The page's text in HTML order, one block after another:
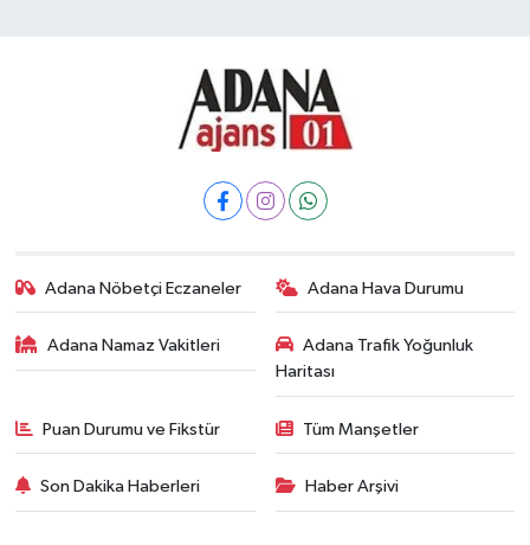
Adana Nöbetçi Eczaneler Adana Hava Durumu
Adana Namaz Vakitleri
Adana Trafik Yoğunluk
Haritası
Puan Durumu ve Fikstür Tüm Manşetler
Son Dakika Haberleri Haber Arşivi